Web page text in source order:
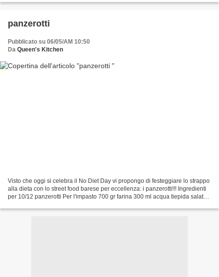
panzerotti
Pubblicato su 06/05/AM 10:50
Da Queen's Kitchen
Visto che oggi si celebra il No Diet Day vi propongo di festeggiare lo strappo
alla dieta con lo street food barese per eccellenza: i panzerotti!!! Ingredienti
per 10/12 panzerotti Per l'impasto 700 gr farina 300 ml acqua tiepida salata